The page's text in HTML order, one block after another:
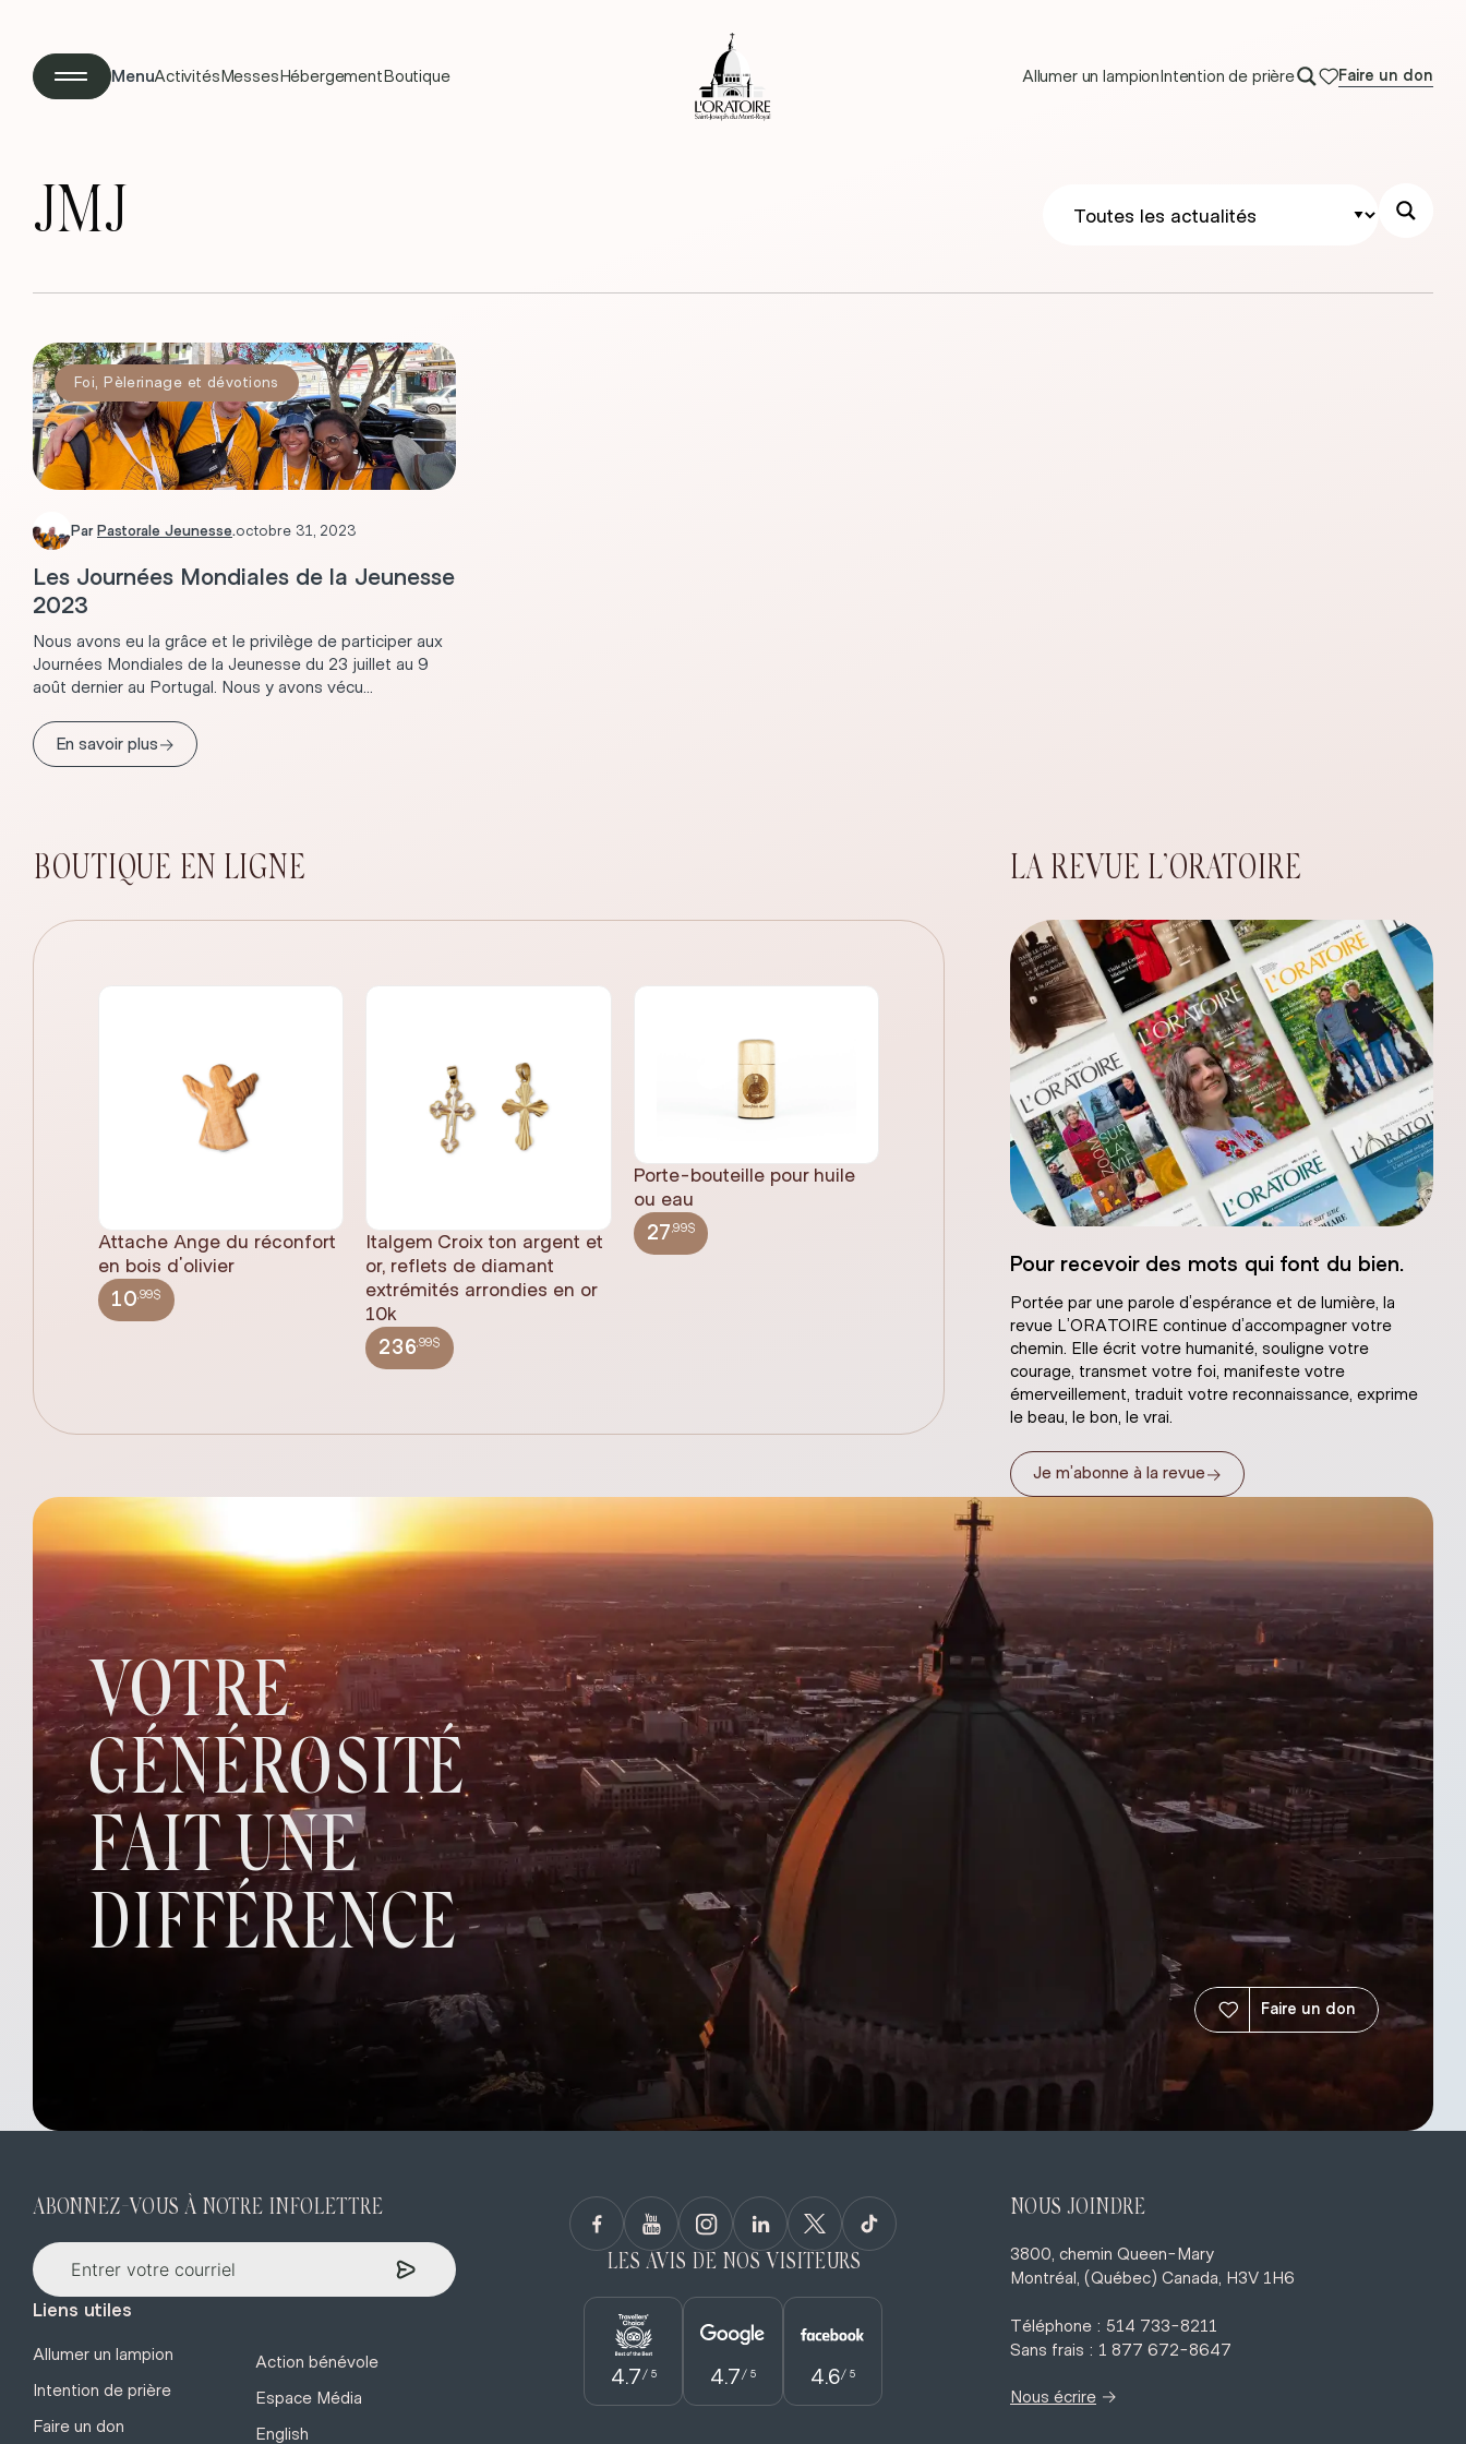
MenuActivités Messes Hébergement Boutique Allumer un lampion Intention de prière Faire un don
JMJ
Foi Pèlerinage et dévotions
Par Pastorale Jeunesse.octobre 31, 2023
Les Journées Mondiales de la Jeunesse
2023
Nous avons eu la grâce et le privilège de participer aux
Journées Mondiales de la Jeunesse du 23 juillet au 9
août dernier au Portugal. Nous y avons vécu...
En savoir plus→
BOUTIQUE EN LIGNE
Attache Ange du réconfort
en bois d'olivier
10,99$
Italgem Croix ton argent et
or, reflets de diamant
extrémités arrondies en or
10k
236,99$
Porte-bouteille pour huile
ou eau
27 ,99$
Jésus plâtre naturel
LA REVUE L’ORATOIRE
Pour recevoir des mots qui font du bien.
Portée par une parole d’espérance et de lumière, la
revue L’ORATOIRE continue d’accompagner votre
chemin. Elle écrit votre humanité, souligne votre
courage, transmet votre foi, manifeste votre
émerveillement, traduit votre reconnaissance, exprime
le beau, le bon, le vrai.
Je m’abonne à la revue→
VOTRE
GÉNÉROSITÉ
FAIT UNE
DIFFÉRENCE
Faire un don
ABONNEZ-VOUS À NOTRE INFOLETTRE
Liens utiles
Allumer un lampion
Intention de prière
Faire un don
Action bénévole
Espace Média
English
LES AVIS DE NOS VISITEURS
4.7 / 5 4.7 / 5 4.6/ 5
NOUS JOINDRE
3800, chemin Queen-Mary
Montréal, (Québec) Canada, H3V 1H6
Téléphone : 514 733-8211
Sans frais : 1 877 672-8647
Nous écrire →